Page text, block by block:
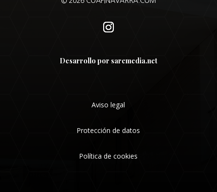
Desarrollo por saremedia.net
Aviso legal
Protección de datos
Política de cookies